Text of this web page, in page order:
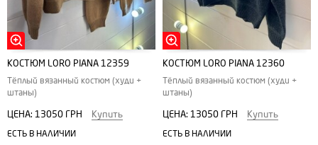
КОСТЮМ LORO PIANA 12359
Тёплый вязанный костюм (худи +
штаны)
ЦЕНА: 13050 ГРН Купить
ЕСТЬ В НАЛИЧИИ
КОСТЮМ LORO PIANA 12360
Тёплый вязанный костюм (худи +
штаны)
ЦЕНА: 13050 ГРН Купить
ЕСТЬ В НАЛИЧИИ